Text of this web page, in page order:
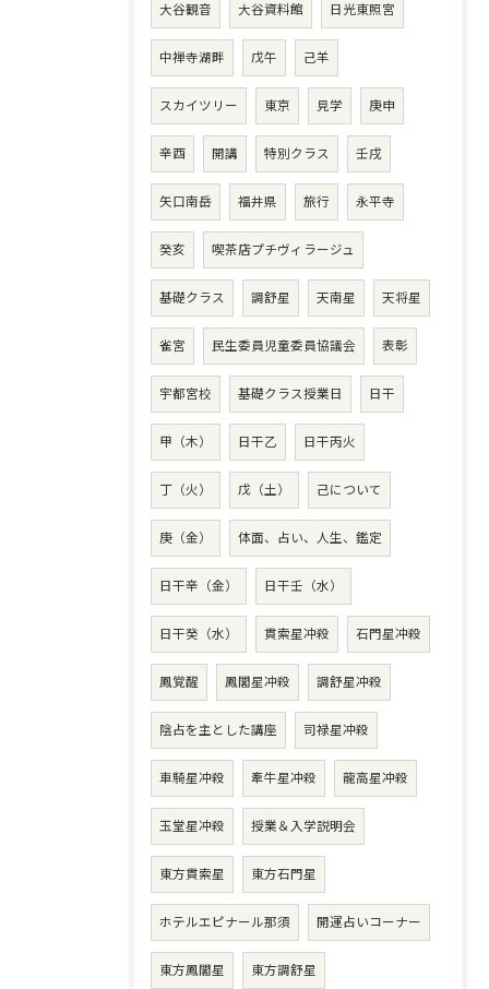
大谷観音 大谷資料館 日光東照宮
中禅寺湖畔 戊午 己羊
スカイツリー 東京 見学 庚申
辛酉 開講 特別クラス 壬戌
矢口南岳 福井県 旅行 永平寺
癸亥 喫茶店プチヴィラージュ
基礎クラス 調舒星 天南星 天将星
雀宮 民生委員児童委員協議会 表彰
宇都宮校 基礎クラス授業日 日干
甲（木） 日干乙 日干丙火
丁（火） 戊（土） 己について
庚（金） 体面、占い、人生、鑑定
日干辛（金） 日干壬（水）
日干癸（水） 貫索星冲殺 石門星冲殺
鳳覚醒 鳳閣星冲殺 調舒星冲殺
陰占を主とした講座 司禄星冲殺
車騎星冲殺 牽牛星冲殺 龍高星冲殺
玉堂星冲殺 授業＆入学説明会
東方貫索星 東方石門星
ホテルエピナール那須 開運占いコーナー
東方鳳閣星 東方調舒星